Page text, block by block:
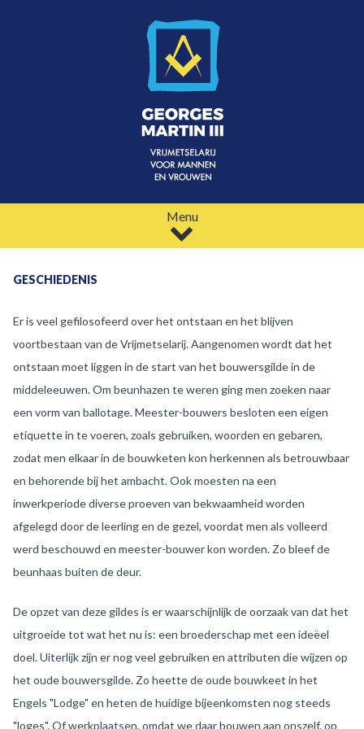
Menu
GESCHIEDENIS
Er is veel gefilosofeerd over het ontstaan en het blijven
voortbestaan van de Vrijmetselarij. Aangenomen wordt dat het
ontstaan moet liggen in de start van het bouwersgilde in de
middeleeuwen. Om beunhazen te weren ging men zoeken naar
een vorm van ballotage. Meester-bouwers besloten een eigen
etiquette in te voeren, zoals gebruiken, woorden en gebaren,
zodat men elkaar in de bouwketen kon herkennen als betrouwbaar
en behorende bij het ambacht. Ook moesten na een
inwerkperiode diverse proeven van bekwaamheid worden
afgelegd door de leerling en de gezel, voordat men als volleerd
werd beschouwd en meester-bouwer kon worden. Zo bleef de
beunhaas buiten de deur.
De opzet van deze gildes is er waarschijnlijk de oorzaak van dat het
uitgroeide tot wat het nu is: een broederschap met een ideëel
doel. Uiterlijk zijn er nog veel gebruiken en attributen die wijzen op
het oude bouwersgilde. Zo heette de oude bouwkeet in het
Engels "Lodge" en heten de huidige bijeenkomsten nog steeds
"loges". Of werkplaatsen, omdat we daar bouwen aan onszelf, op